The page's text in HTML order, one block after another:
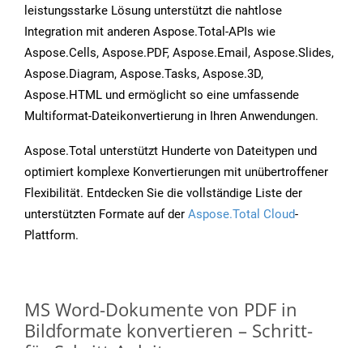
leistungsstarke Lösung unterstützt die nahtlose
Integration mit anderen Aspose.Total-APIs wie
Aspose.Cells, Aspose.PDF, Aspose.Email, Aspose.Slides,
Aspose.Diagram, Aspose.Tasks, Aspose.3D,
Aspose.HTML und ermöglicht so eine umfassende
Multiformat-Dateikonvertierung in Ihren Anwendungen.
Aspose.Total unterstützt Hunderte von Dateitypen und
optimiert komplexe Konvertierungen mit unübertroffener
Flexibilität. Entdecken Sie die vollständige Liste der
unterstützten Formate auf der Aspose.Total Cloud-
Plattform.
MS Word-Dokumente von PDF in
Bildformate konvertieren – Schritt-